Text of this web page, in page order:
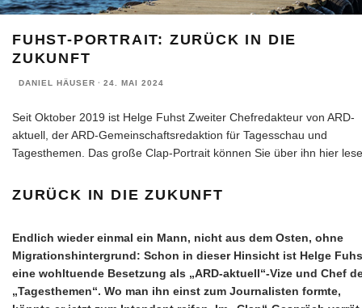
FUHST-PORTRAIT: ZURÜCK IN DIE
ZUKUNFT
DANIEL HÄUSER · 24. MAI 2024
Seit Oktober 2019 ist Helge Fuhst Zweiter Chefredakteur von ARD-
aktuell, der ARD-Gemeinschaftsredaktion für Tagesschau und
Tagesthemen. Das große Clap-Portrait können Sie über ihn hier
ZURÜCK IN DIE ZUKUNFT
Endlich wieder einmal ein Mann, nicht aus dem Osten, ohne
Migrationshintergrund: Schon in dieser Hinsicht ist Helge
eine wohltuende Besetzung als „ARD-aktuell“-Vize und Chef
„Tagesthemen“. Wo man ihn einst zum Journalisten formte,